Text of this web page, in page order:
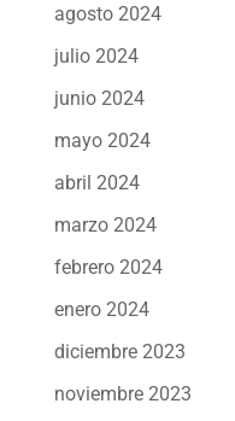
agosto 2024
julio 2024
junio 2024
mayo 2024
abril 2024
marzo 2024
febrero 2024
enero 2024
diciembre 2023
noviembre 2023